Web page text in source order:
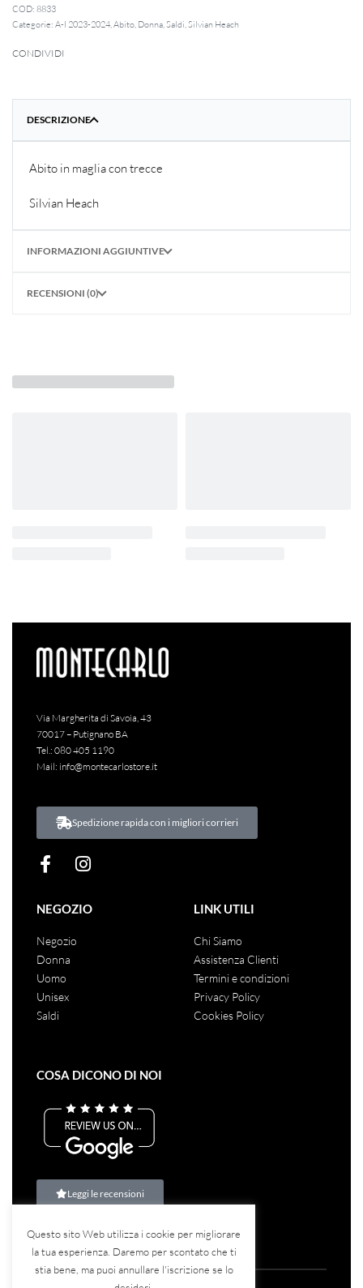
8833
Categorie: A-I 2023-2024 Abito Donna Saldi Silvian Heach
CONDIVIDI
DESCRIZIONE
Abito in maglia con trecce
Silvian Heach
INFORMAZIONI AGGIUNTIVE
RECENSIONI (0)
Via Margherita di Savoia, 43
70017 – Putignano BA
Tel.: 080 405 1190
Mail: info@montecarlostore.it
Spedizione rapida con i migliori corrieri
NEGOZIO
Negozio
Donna
Uomo
Unisex
Saldi
LINK UTILI
Chi Siamo
Assistenza Clienti
Termini e condizioni
Privacy Policy
Cookies Policy
COSA DICONO DI NOI
Leggi le recensioni
Questo sito Web utilizza i cookie per migliorare
la tua esperienza. Daremo per scontato che ti
stia bene, ma puoi annullare l'iscrizione se lo